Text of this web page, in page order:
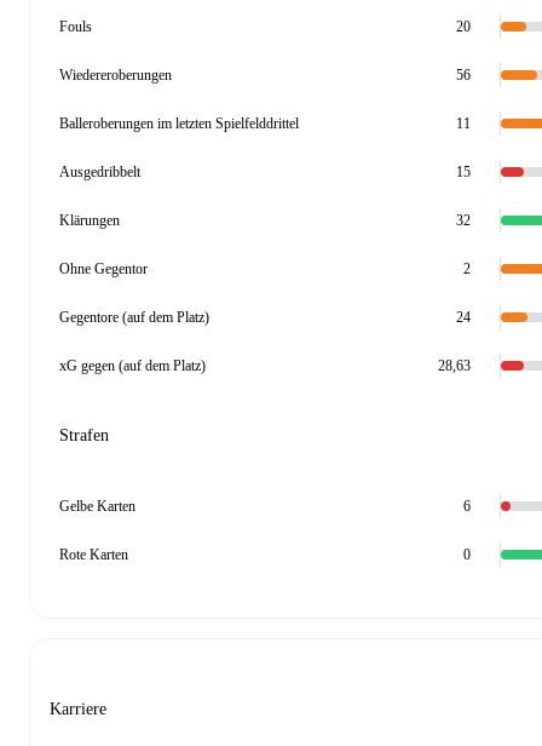
Fouls 20
Wiedereroberungen 56
Balleroberungen im letzten Spielfelddrittel 11
Ausgedribbelt 15
Klärungen 32
Ohne Gegentor 2
Gegentore (auf dem Platz) 24
xG gegen (auf dem Platz) 28,63
Strafen
Gelbe Karten 6
Rote Karten 0
Karriere